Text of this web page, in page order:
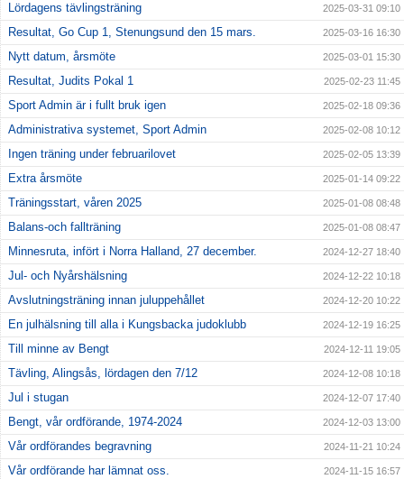
Lördagens tävlingsträning 2025-03-31 09:10
Resultat, Go Cup 1, Stenungsund den 15 mars. 2025-03-16 16:30
Nytt datum, årsmöte 2025-03-01 15:30
Resultat, Judits Pokal 1 2025-02-23 11:45
Sport Admin är i fullt bruk igen 2025-02-18 09:36
Administrativa systemet, Sport Admin 2025-02-08 10:12
Ingen träning under februarilovet 2025-02-05 13:39
Extra årsmöte 2025-01-14 09:22
Träningsstart, våren 2025 2025-01-08 08:48
Balans-och fallträning 2025-01-08 08:47
Minnesruta, infört i Norra Halland, 27 december. 2024-12-27 18:40
Jul- och Nyårshälsning 2024-12-22 10:18
Avslutningsträning innan juluppehållet 2024-12-20 10:22
En julhälsning till alla i Kungsbacka judoklubb 2024-12-19 16:25
Till minne av Bengt 2024-12-11 19:05
Tävling, Alingsås, lördagen den 7/12 2024-12-08 10:18
Jul i stugan 2024-12-07 17:40
Bengt, vår ordförande, 1974-2024 2024-12-03 13:00
Vår ordförandes begravning 2024-11-21 10:24
Vår ordförande har lämnat oss. 2024-11-15 16:57